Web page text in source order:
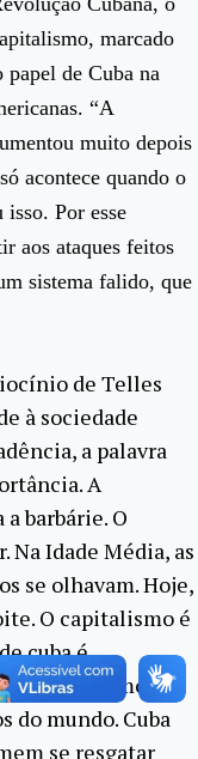
marcado
de Cuba na
“A
muito depois
acontece quando o
Por esse
aos ataques feitos
sistema falido, que
de Telles
à sociedade
a palavra
A
barbárie. O
Idade Média, as
se olhavam. Hoje,
O capitalismo é
cuba é
de como ser
do mundo. Cuba
se resgatar